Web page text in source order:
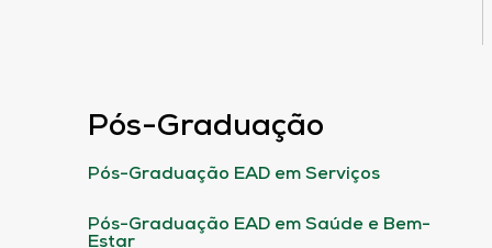
Pós-Graduação
Pós-Graduação EAD em Serviços
Pós-Graduação EAD em Saúde e Bem-
Estar